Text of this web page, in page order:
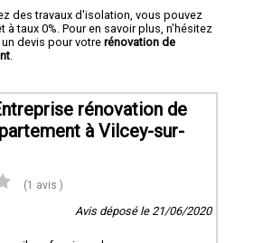
des travaux d'isolation, vous pouvez
taux 0%. Pour en savoir plus, n'hésitez
devis pour votre rénovation de
rénovation de
à Vilcey-sur-
(1 avis )
Avis déposé le 21/06/2020